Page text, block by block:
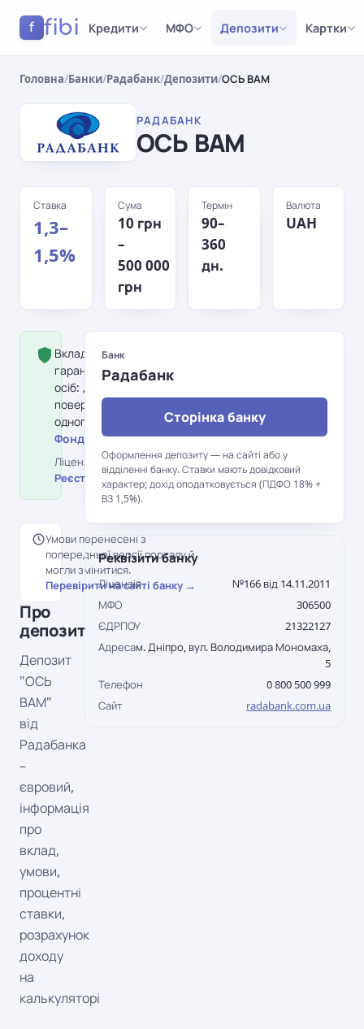
f fibi Кредити МФО Депозити Картки
Головна/Банки/Радабанк/Депозити/ОСЬ ВАМ
РАДАБАНК
ОСЬ ВАМ
Ставка
1,3–
1,5%
Сума
10 грн
–
500 000
грн
Термін
90–
360
дн.
Валюта
UAH
Вклад застрахований Фондом
гарантування вкладів фізичних
осіб: держава гарантує
повернення до 600 000 грн на
одного вкладника в банку.
Фонд гарантування вкладів →
Ліцензія НБУ №166 від 14.11.2011 ·
Реєстр НБУ →
Умови перенесені з
попередньої версії порталу й
могли змінитися.
Перевірити на сайті банку →
Про
депозит
Депозит
"ОСЬ
ВАМ"
від
Радабанка
–
євровий,
інформація
про
вклад,
умови,
процентні
ставки,
розрахунок
доходу
на
калькуляторі
Банк
Радабанк
Сторінка банку
Оформлення депозиту — на сайті або у
відділенні банку. Ставки мають довідковий
характер; дохід оподатковується (ПДФО 18% +
ВЗ 1,5%).
Реквізити банку
Ліцензія
№166 від 14.11.2011
МФО
306500
ЄДРПОУ
21322127
Адресам. Дніпро, вул. Володимира Мономаха,
5
Телефон
0 800 500 999
Сайт
radabank.com.ua